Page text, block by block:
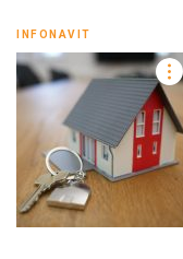
INFONAVIT